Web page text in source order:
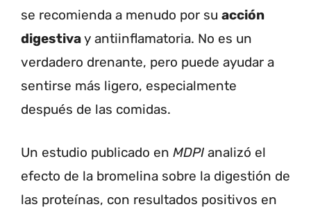
se recomienda a menudo por su acción
digestivay antiinflamatoria. No es un
verdadero drenante, pero puede ayudar a
sentirse más ligero, especialmente
después de las comidas.
Un estudio publicado en MDPI analizó el
efecto de la bromelina sobre la digestión de
las proteínas, con resultados positivos en